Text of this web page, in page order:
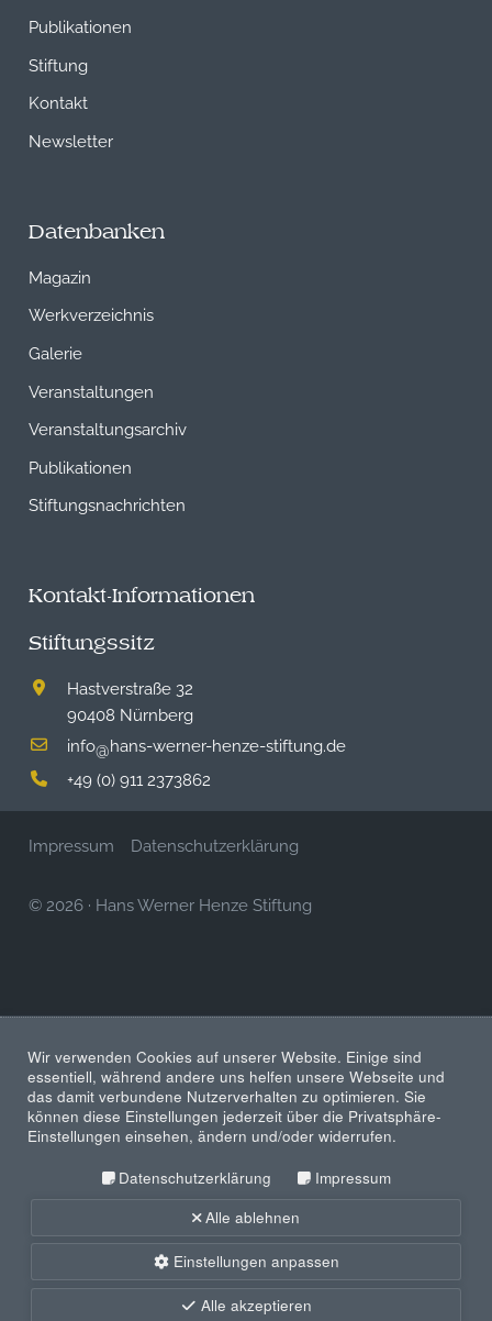
Publikationen
Stiftung
Kontakt
Newsletter
Datenbanken
Magazin
Werkverzeichnis
Galerie
Veranstaltungen
Veranstaltungsarchiv
Publikationen
Stiftungsnachrichten
Kontakt-Informationen
Stiftungssitz
Hastverstraße 32
90408 Nürnberg
info@hans-werner-henze-stiftung.de
+49 (0) 911 2373862
Impressum Datenschutzerklärung
© 2026 · Hans Werner Henze Stiftung
Wir verwenden Cookies auf unserer Website. Einige sind
essentiell, während andere uns helfen unsere Webseite und
das damit verbundene Nutzerverhalten zu optimieren. Sie
können diese Einstellungen jederzeit über die Privatsphäre-
Einstellungen einsehen, ändern und/oder widerrufen.
Datenschutzerklärung
Impressum
Alle ablehnen
Einstellungen anpassen
Alle akzeptieren